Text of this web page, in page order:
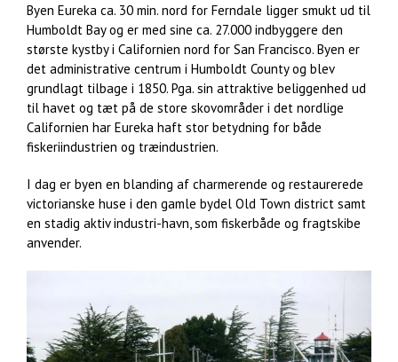
Byen Eureka ca. 30 min. nord for Ferndale ligger smukt ud til
Humboldt Bay og er med sine ca. 27.000 indbyggere den
største kystby i Californien nord for San Francisco. Byen er
det administrative centrum i Humboldt County og blev
grundlagt tilbage i 1850. Pga. sin attraktive beliggenhed ud
til havet og tæt på de store skovområder i det nordlige
Californien har Eureka haft stor betydning for både
fiskeriindustrien og træindustrien.
I dag er byen en blanding af charmerende og restaurerede
victorianske huse i den gamle bydel Old Town district samt
en stadig aktiv industri-havn, som fiskerbåde og fragtskibe
anvender.